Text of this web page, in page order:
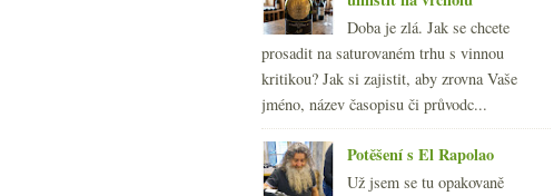
Doba je zlá. Jak se chcete
prosadit na saturovaném trhu s vinnou
kritikou? Jak si zajistit, aby zrovna Vaše
jméno, název časopisu či průvodc...
Potěšení s El Rapolao
Už jsem se tu opakovaně